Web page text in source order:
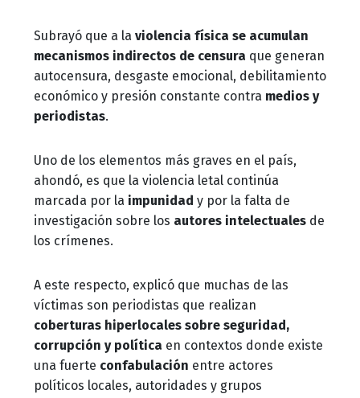
Subrayó que a la violencia física se acumulan
mecanismos indirectos de censura que generan
autocensura, desgaste emocional, debilitamiento
económico y presión constante contra medios y
periodistas.
Uno de los elementos más graves en el país,
ahondó, es que la violencia letal continúa
marcada por la impunidad y por la falta de
investigación sobre los autores intelectuales de
los crímenes.
A este respecto, explicó que muchas de las
víctimas son periodistas que realizan
coberturas hiperlocales sobre seguridad,
corrupción y política en contextos donde existe
una fuerte confabulación entre actores
políticos locales, autoridades y grupos